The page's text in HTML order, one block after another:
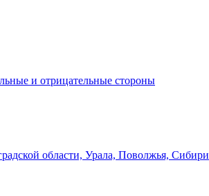
и отрицательные стороны
области, Урала, Поволжья, Сибири